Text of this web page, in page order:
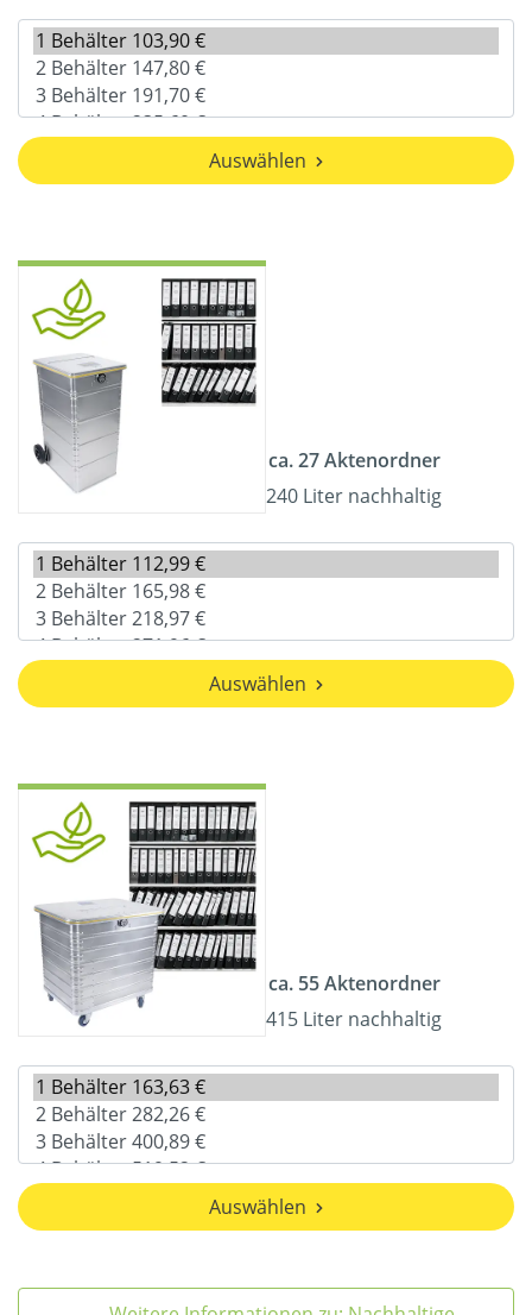
Auswählen
ca. 27 Aktenordner
240 Liter nachhaltig
Auswählen
ca. 55 Aktenordner
415 Liter nachhaltig
Auswählen